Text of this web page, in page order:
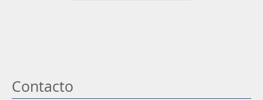
Contacto